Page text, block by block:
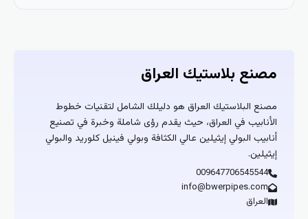
مصنع بلاستيك العراق
مصنع البلاستيك العراق هو دليلك الشامل لتقنيات خطوط
الأنابيب في العراق، حيث يقدم رؤى شاملة وخبرة في تصنيع
أنابيب البولي إيثيلين عالي الكثافة وبولي فينيل كلوريد والبولي
إيثيلين.
009647706545544
info@bwerpipes.com
العراق